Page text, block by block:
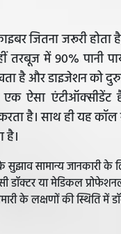
जितना जरूरी होता है,
तरबूज में 90% पानी
है और डाइजेशन को
एक ऐसा
है। साथ ही यह
है।
सामान्य जानकारी के
डॉक्टर या मेडिकल
के लक्षणों की स्थिति में